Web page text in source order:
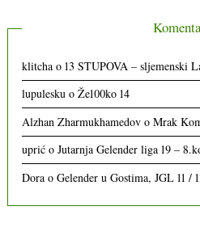
klitcha o13 STUPOVA – sljemenski
lupulesku oŽe100ko 14
Alzhan Zharmukhamedov oMrak
uprić oJutarnja Gelender liga 19 –
Dora oGelender u Gostima, JGL 11 /